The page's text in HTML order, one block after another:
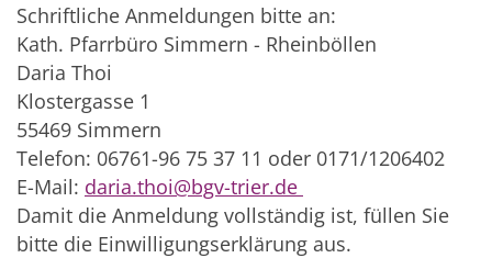
Schriftliche Anmeldungen bitte an:
Kath. Pfarrbüro Simmern - Rheinböllen
Daria Thoi
Klostergasse 1
55469 Simmern
Telefon: 06761-96 75 37 11 oder 0171/1206402
E-Mail: daria.thoi@bgv-trier.de
Damit die Anmeldung vollständig ist, füllen Sie
bitte die Einwilligungserklärung aus.